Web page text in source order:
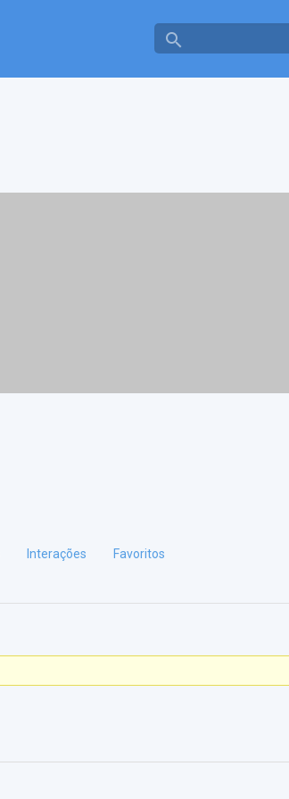
search
Interações Favoritos